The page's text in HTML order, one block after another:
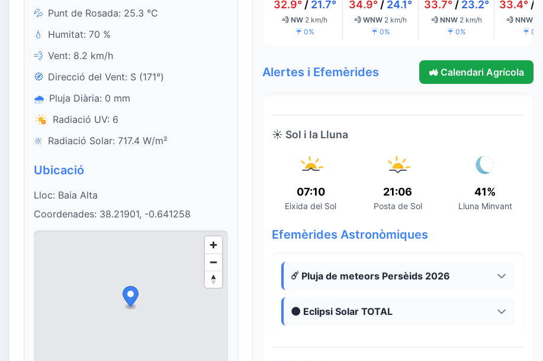
💦 Punt de Rosada: 25.3 °C
💧
Humitat: 70 %
💨 Vent: 8.2 km/h
🧭 Direcció del Vent: S (171°)
🌧️ Pluja Diària: 0 mm
Radiació UV: 6
🔆 Radiació Solar: 717.4 W/m²
Ubicació
Lloc: Baia Alta
Coordenades: 38.21901, -0.641258
32.9° / 21.7°
💨 NW 2 km/h
☔ 0%
34.9° / 24.1°
💨 WNW 2 km/h
☔ 0%
33.7° / 23.2°
💨 NNW 2 km/h
☔ 0%
33.4° /
💨 NNW
☔ 0%
Alertes i Efemèrides 🚜 Calendari Agrícola
☀️ Sol i la Lluna
07:10
Eixida del Sol
21:06
Posta de Sol
41%
Lluna Minvant
Efemèrides Astronòmiques
☄️ Pluja de meteors Persèids 2026
🌑 Eclipsi Solar TOTAL